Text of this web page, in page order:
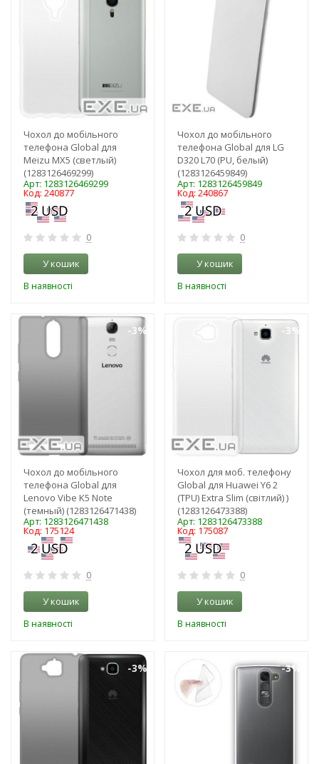
Чохол до мобільного
телефона Global для
Meizu MX5 (светлый)
(1283126469299)
Арт: 1283126469299
Код: 240877
0
У кошик
В наявності
Чохол до мобільного
телефона Global для LG
D320 L70 (PU, белый)
(1283126459849)
Арт: 1283126459849
Код: 240867
0
У кошик
В наявності
-3%
Чохол до мобільного
телефона Global для
Lenovo Vibe K5 Note
(темный) (1283126471438)
Арт: 1283126471438
Код: 175124
0
У кошик
В наявності
-3%
Чохол для моб. телефону
Global для Huawei Y6 2
(TPU) Extra Slim (світлий) )
(1283126473388)
Арт: 1283126473388
Код: 175087
0
У кошик
В наявності
-3% -3%